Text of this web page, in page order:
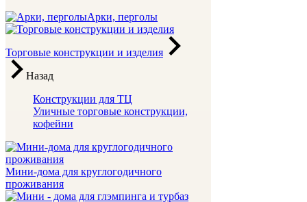
Арки, перголы
Торговые конструкции и изделия
Назад
Конструкции для ТЦ
Уличные торговые конструкции,
кофейни
Мини-дома для круглогодичного
проживания